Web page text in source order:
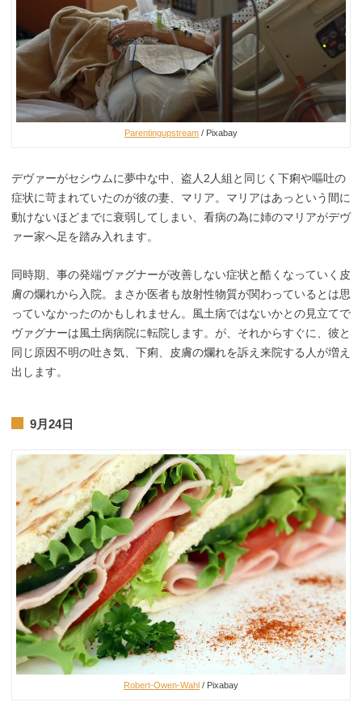
Parentingupstream / Pixabay
デヴァーがセシウムに夢中な中、盗人2人組と同じく下痢や嘔吐の
症状に苛まれていたのが彼の妻、マリア。マリアはあっという間に
動けないほどまでに衰弱してしまい、看病の為に姉のマリアがデヴ
ァー家へ足を踏み入れます。
同時期、事の発端ヴァグナーが改善しない症状と酷くなっていく皮
膚の爛れから入院。まさか医者も放射性物質が関わっているとは思
っていなかったのかもしれません。風土病ではないかとの見立てで
ヴァグナーは風土病病院に転院します。が、それからすぐに、彼と
同じ原因不明の吐き気、下痢、皮膚の爛れを訴え来院する人が増え
出します。
9月24日
Robert-Owen-Wahl / Pixabay